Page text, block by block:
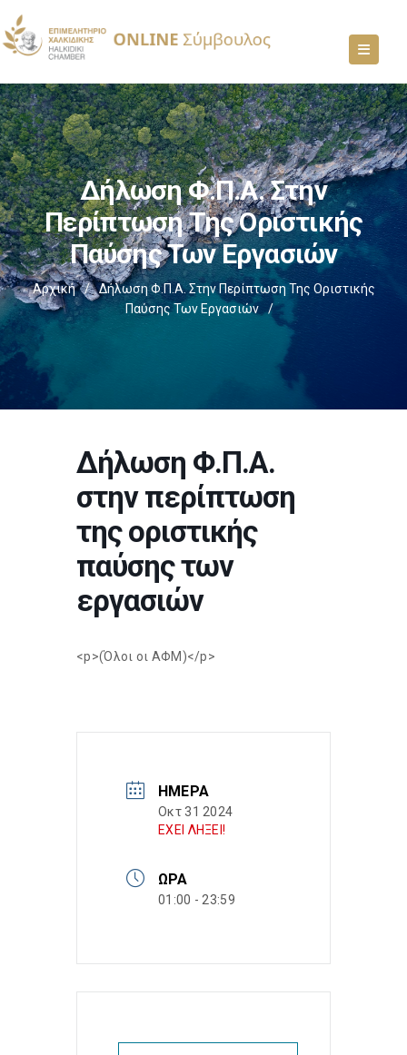
Δήλωση Φ.Π.Α. Στην
Περίπτωση Της Οριστικής
Παύσης Των Εργασιών
Αρχική /
Δήλωση Φ.Π.Α. Στην Περίπτωση Της Οριστικής
Παύσης Των Εργασιών
/
Δήλωση Φ.Π.Α.
στην περίπτωση
της οριστικής
παύσης των
εργασιών
<p>(Όλοι οι ΑΦΜ)</p>
ΗΜΈΡΑ
Οκτ 31 2024
ΕΧΕΙ ΛΗΞΕΙ!
ΏΡΑ
01:00 - 23:59